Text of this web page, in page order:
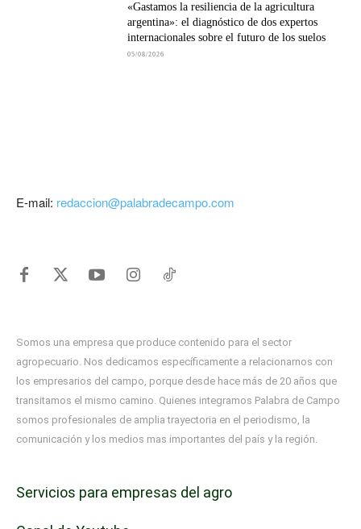
«Gastamos la resiliencia de la agricultura
argentina»: el diagnóstico de dos expertos
internacionales sobre el futuro de los suelos
05/08/2026
E-mail: redaccion@palabradecampo.com
Somos una empresa que produce contenido para el sector
agropecuario. Nos dedicamos específicamente a relacionarnos con
los empresarios del campo, porque desde hace más de 20 años que
transitamos el mismo camino. Quienes integramos Palabra de Campo
somos profesionales de amplia trayectoria en el periodismo, la
comunicación y los medios mas importantes del país y la región.
Servicios para empresas del agro